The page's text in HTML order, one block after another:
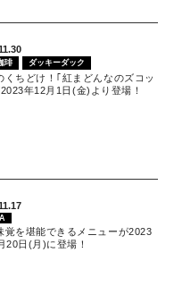
琲 ダッキーダック
くちどけ！｢紅まどんなのズコッ
2023年12月1日(金)より登場！
覚を堪能できるメニューが2023
20日(月)に登場！